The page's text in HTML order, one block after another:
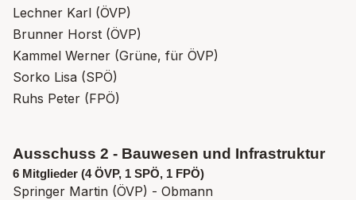
Lechner Karl (ÖVP)
Brunner Horst (ÖVP)
Kammel Werner (Grüne, für ÖVP)
Sorko Lisa (SPÖ)
Ruhs Peter (FPÖ)
Ausschuss 2 - Bauwesen und Infrastruktur
6 Mitglieder (4 ÖVP, 1 SPÖ, 1 FPÖ)
Springer Martin (ÖVP) - Obmann